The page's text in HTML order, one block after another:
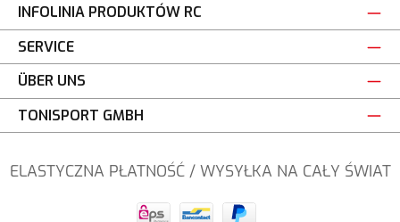
INFOLINIA PRODUKTÓW RC
SERVICE
ÜBER UNS
TONISPORT GMBH
ELASTYCZNA PŁATNOŚĆ / WYSYŁKA NA CAŁY ŚWIAT